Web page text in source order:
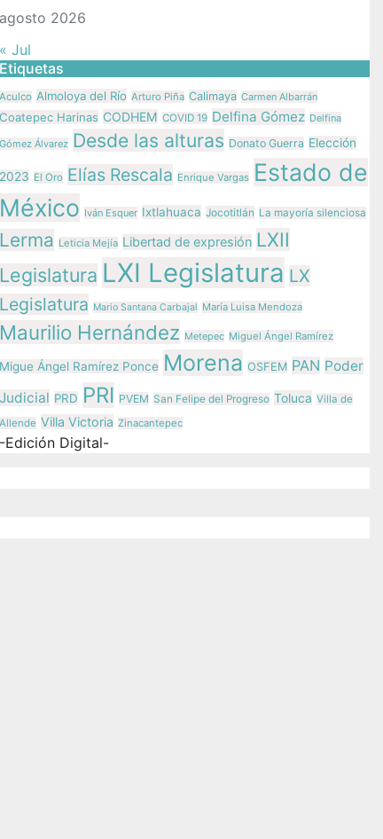
agosto 2026
« Jul
Etiquetas
Aculco Almoloya del Río Arturo Piña Calimaya Carmen Albarrán
Coatepec Harinas CODHEM COVID 19 Delfina Gómez Delfina
Gómez Álvarez Desde las alturas Donato Guerra Elección
2023 El Oro Elías Rescala Enrique Vargas Estado de
México Iván Esquer Ixtlahuaca Jocotitlán La mayoría silenciosa
Lerma Leticia Mejía Libertad de expresión LXII
Legislatura LXI Legislatura LX
Legislatura Mario Santana Carbajal María Luisa Mendoza
Maurilio Hernández Metepec Miguel Ángel Ramírez
Migue Ángel Ramírez Ponce Morena OSFEM PAN Poder
Judicial PRD PRI PVEM San Felipe del Progreso Toluca Villa de
Allende Villa Victoria Zinacantepec
-Edición Digital-